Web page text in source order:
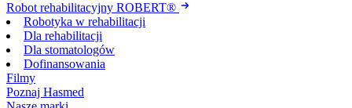
Robot rehabilitacyjny ROBERT®
Robotyka w rehabilitacji
Dla rehabilitacji
Dla stomatologów
Dofinansowania
Filmy
Poznaj Hasmed